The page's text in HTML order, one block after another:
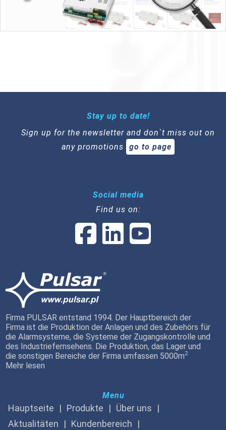
Stay up to date!
Sign up for the newsletter and don`t miss out on
any promotions
go to page
Social media
Find us on:
Firma PULSAR entstand 1994. Der Hauptbereich der
Firma ist die Produktion der Anlagen und des Zubehörs für
die Alarmsysteme, die Systeme der Zugangskontrolle und
des Industriefernsehens. Die Produktion, das Lager und
die sonstigen Bereiche der Firma umfassen 5000m2
Mehr lesen
Menu
Hauptseite Produkte
Über uns
Aktualitäten
Kundenbereich